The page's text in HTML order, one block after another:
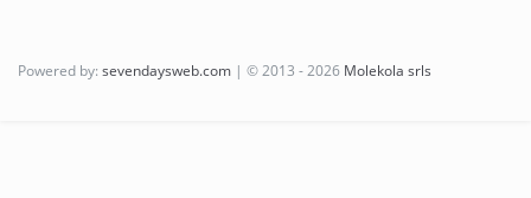
Powered by: sevendaysweb.com | © 2013 - 2026 Molekola srls